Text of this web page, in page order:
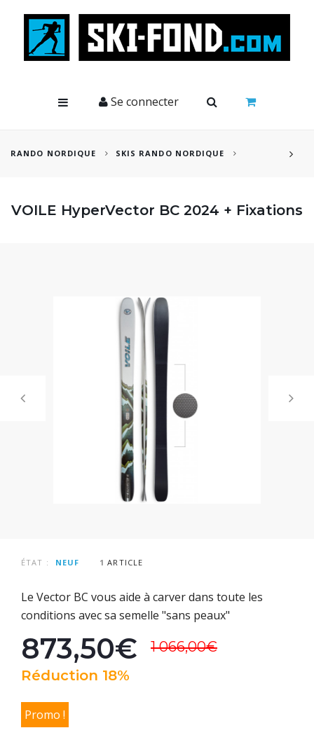
Se connecter
RANDO NORDIQUE SKIS RANDO NORDIQUE
ÉTAT : NEUF 1 ARTICLE
VOILE HyperVector BC 2024 + Fixations
Le Vector BC vous aide à carverdans toute les
conditions avec sa semelle "sans peaux"
873,50€
1 066,00€
Réduction 18%
Promo !